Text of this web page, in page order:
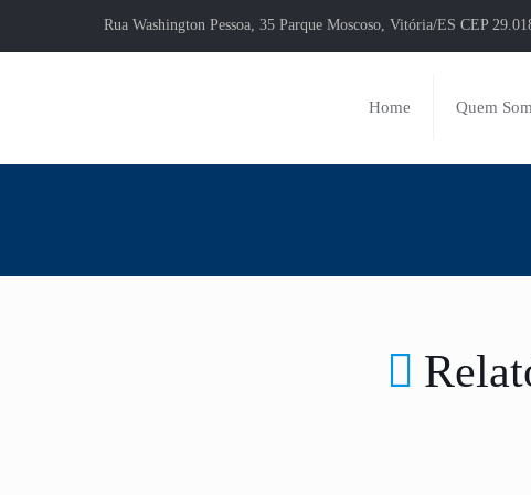
Rua Washington Pessoa, 35 Parque Moscoso, Vitória/ES CEP
Home Quem